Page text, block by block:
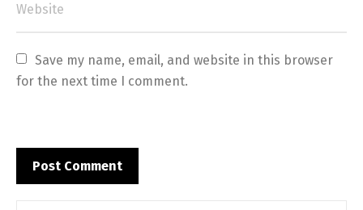
Save my name, email, and website in this browser
for the next time I comment.